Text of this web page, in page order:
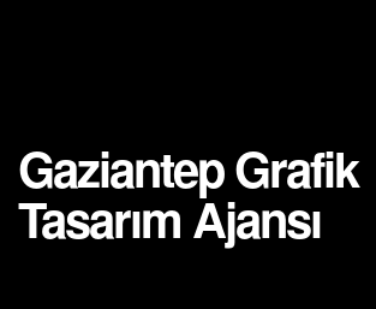
Gaziantep Grafik
Tasarım Ajansı